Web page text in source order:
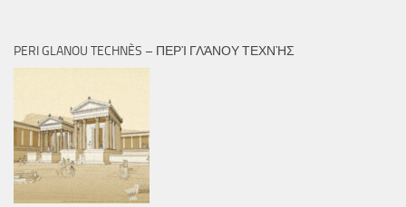
PERI GLANOU TECHNÈS – ΠΕΡῚ ΓΛΆΝΟΥ ΤΕΧΝῊΣ